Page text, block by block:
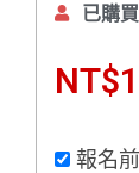
已購
NT$
報名